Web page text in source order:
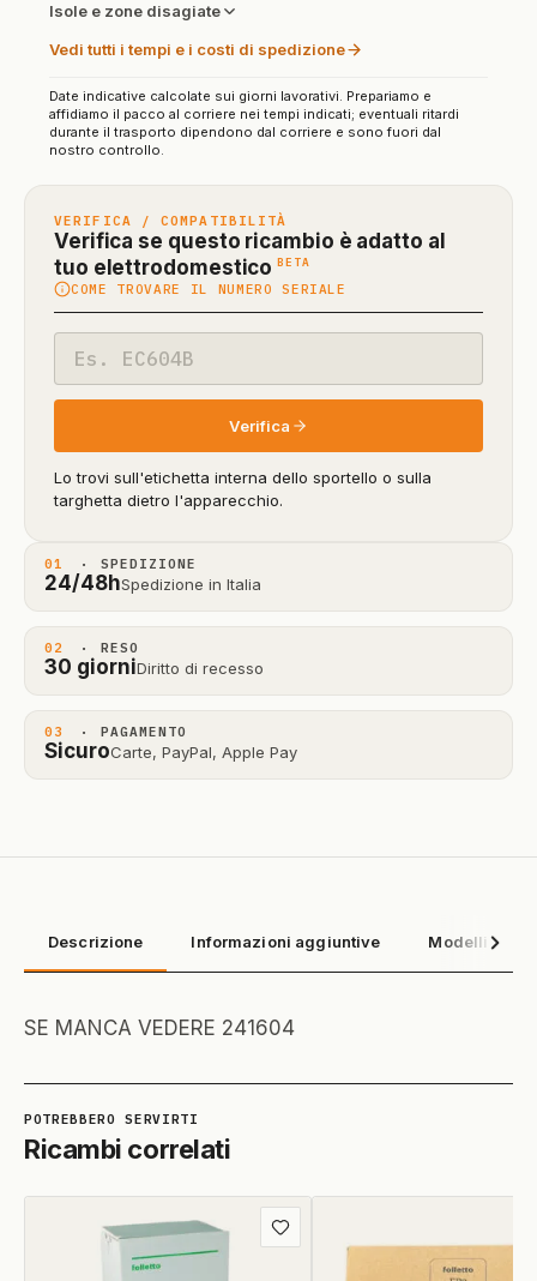
VERIFICA / COMPATIBILITÀ
Verifica se questo ricambio è adatto al
tuo elettrodomestico BETA
in
beta)
COME TROVARE IL NUMERO SERIALE
modello
Verifica
Lo trovi sull'etichetta interna dello sportello o sulla
targhetta dietro l'apparecchio.
Isole e zone disagiate
Vedi tutti i tempi e i costi di spedizione
Date indicative calcolate sui giorni lavorativi. Prepariamo e
affidiamo il pacco al corriere nei tempi indicati; eventuali ritardi
durante il trasporto dipendono dal corriere e sono fuori dal
nostro controllo.
01 · SPEDIZIONE
24/48hSpedizione in Italia
02 · RESO
30 giorniDiritto di recesso
03 · PAGAMENTO
SicuroCarte, PayPal, Apple Pay
Descrizione Informazioni aggiuntive Modelli
SE MANCA VEDERE 241604
Ricambi correlati
Aggiungi
ai